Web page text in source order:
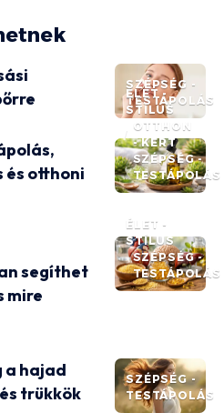
SZÉPSÉG -
TESTÁPOLÁS
ÉLET -
STÍLUS
OTTHON
- KERT
SZÉPSÉG -
TESTÁPOLÁS
és otthoni
ÉLET -
STÍLUS
SZÉPSÉG -
TESTÁPOLÁS
segíthet
mire
SZÉPSÉG -
TESTÁPOLÁS
a hajad
trükkök